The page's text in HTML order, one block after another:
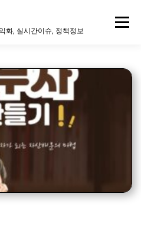
화, 실시간이슈, 정책정보
메뉴